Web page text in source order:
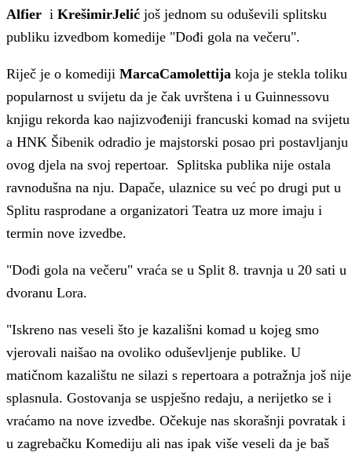
Alfier i KrešimirJelićjoš jednom su oduševili splitsku
publiku izvedbom komedije "Dođi gola na večeru".
Riječ je o komediji MarcaCamolettija koja je stekla toliku
popularnost u svijetu da je čak uvrštena i u Guinnessovu
knjigu rekorda kao najizvođeniji francuski komad na svijetu
a HNK Šibenik odradio je majstorski posao pri postavljanju
ovog djela na svoj repertoar. Splitska publika nije ostala
ravnodušna na nju. Dapače, ulaznice su već po drugi put u
Splitu rasprodane a organizatori Teatra uz more imaju i
termin nove izvedbe.
"Dođi gola na večeru" vraća se u Split 8. travnja u 20 sati u
dvoranu Lora.
"Iskreno nas veseli što je kazališni komad u kojeg smo
vjerovali naišao na ovoliko oduševljenje publike. U
matičnom kazalištu ne silazi s repertoara a potražnja još nije
splasnula. Gostovanja se uspješno redaju, a nerijetko se i
vraćamo na nove izvedbe. Očekuje nas skorašnji povratak i
u zagrebačku Komediju ali nas ipak više veseli da je baš